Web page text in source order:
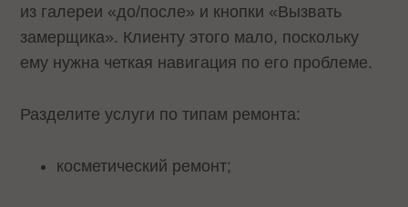
из галереи «до/после» и кнопки «Вызвать
замерщика». Клиенту этого мало, поскольку
ему нужна четкая навигация по его проблеме.
Разделите услуги по типам ремонта:
косметический ремонт;